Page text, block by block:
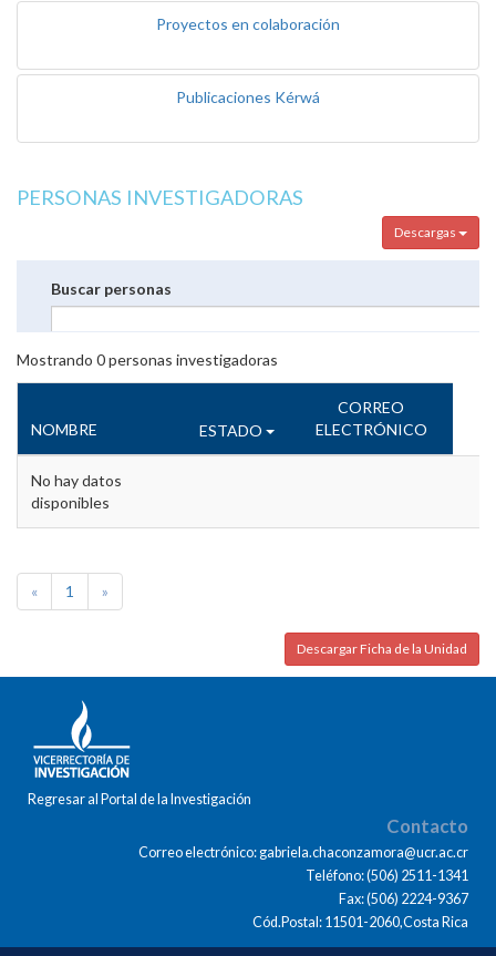
Proyectos en colaboración
Publicaciones Kérwá
PERSONAS INVESTIGADORAS
Descargas
Buscar personas
Mostrando 0personas investigadoras
NOMBRE ESTADO
CORREO
ELECTRÓNICO
No hay datos
disponibles
« 1 »
Descargar Ficha de la Unidad
Regresar al Portal de la Investigación
Contacto
Correo electrónico: gabriela.chaconzamora@ucr.ac.cr
Teléfono: (506) 2511-1341
Fax: (506) 2224-9367
Cód.Postal: 11501-2060,Costa Rica